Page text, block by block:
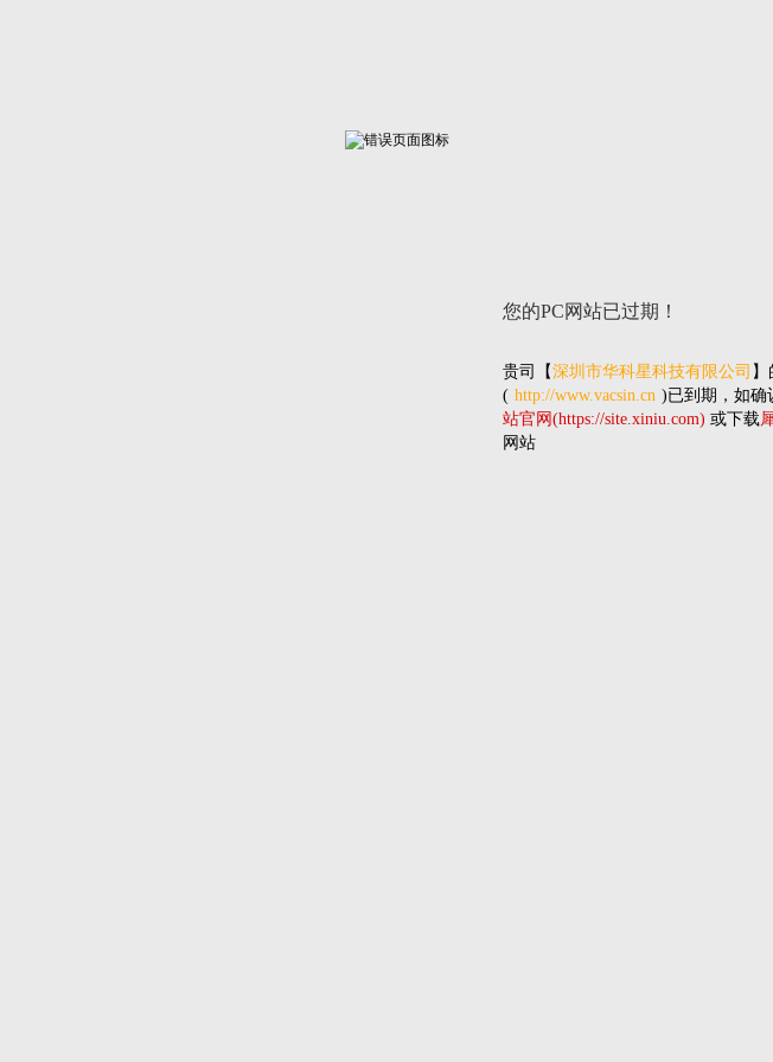
您的PC网站已过期！
贵司 【深圳市华科星科技有限公司 】
( http://www.vacsin.cn )已到期，如确
站官网(https://site.xiniu.com) 或下载
网站